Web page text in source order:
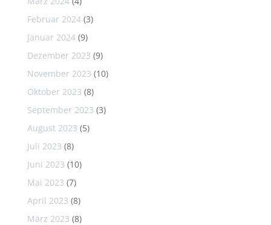
Februar 2024(3)
Januar 2024(9)
Dezember 2023 (9)
November 2023 (10)
Oktober 2023 (8)
September 2023 (3)
August 2023 (5)
Juli 2023 (8)
Juni 2023 (10)
Mai 2023 (7)
April 2023 (8)
März 2023 (8)